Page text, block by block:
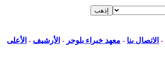
- الاتصال بنا - معهد خبراء بلوجر - الأرشيف - الأعلى